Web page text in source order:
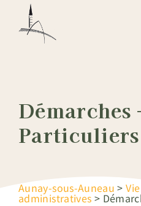
Démarches
Particuliers
Aunay-sous-Auneau >
administratives >